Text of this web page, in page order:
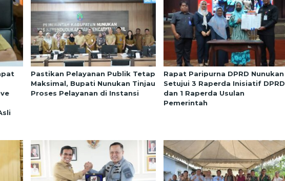
Pastikan Pelayanan Publik Tetap
Maksimal, Bupati Nunukan Tinjau
Proses Pelayanan di Instansi
Rapat Paripurna DPRD Nunukan
Setujui 3 Raperda Inisiatif DPRD
dan 1 Raperda Usulan
Pemerintah